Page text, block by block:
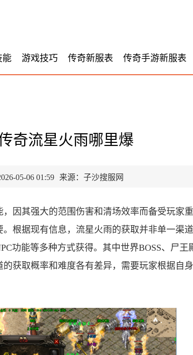
能 游戏技巧 传奇新服表 传奇手游新服表
奇流星火雨哪里爆
05-06 01:59 来源：子沙搜服网
因其强大的范围伤害和清场效率而备受玩家
根据现有信息，流星火雨的获取并非单一渠
功能等多种方式获得。其中世界BOSS、尸王
获取概率和难度各有差异，需要玩家根据自